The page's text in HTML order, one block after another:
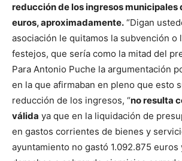
reducción de los ingresos municipales
euros, aproximadamente. “Digan
asociación le quitamos la subvención o
festejos, que sería como la mitad del
Para Antonio Puche la argumentación
en la que afirmaban en pleno que esto
reducción de los ingresos, “no resulta
válida ya que en la liquidación de
en gastos corrientes de bienes y
ayuntamiento no gastó 1.092.875 euros